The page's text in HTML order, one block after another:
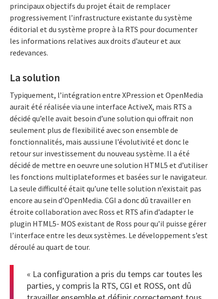
principaux objectifs du projet était de remplacer
progressivement l’infrastructure existante du système
éditorial et du système propre à la RTS pour documenter
les informations relatives aux droits d’auteur et aux
redevances.
La solution
Typiquement, l’intégration entre XPression et OpenMedia
aurait été réalisée via une interface ActiveX, mais RTS a
décidé qu’elle avait besoin d’une solution qui offrait non
seulement plus de flexibilité avec son ensemble de
fonctionnalités, mais aussi une l’évolutivité et donc le
retour sur investissement du nouveau système. Il a été
décidé de mettre en oeuvre une solution HTML5 et d’utiliser
les fonctions multiplateformes et basées sur le navigateur.
La seule difficulté était qu’une telle solution n’existait pas
encore au sein d’OpenMedia. CGI a donc dû travailler en
étroite collaboration avec Ross et RTS afin d’adapter le
plugin HTML5- MOS existant de Ross pour qu’il puisse gérer
l’interface entre les deux systèmes. Le développement s’est
déroulé au quart de tour.
« La configuration a pris du temps car toutes les
parties, y compris la RTS, CGI et ROSS, ont dû